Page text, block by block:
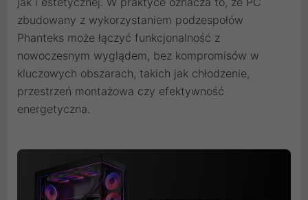
zbudowany z wykorzystaniem podzespołów
Phanteks może łączyć funkcjonalność z
nowoczesnym wyglądem, bez kompromisów w
kluczowych obszarach, takich jak chłodzenie,
przestrzeń montażowa czy efektywność
energetyczna.